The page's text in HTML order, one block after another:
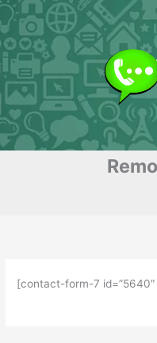
Ir
para
o
conteúdo
[contact-form-7 id=”5640″